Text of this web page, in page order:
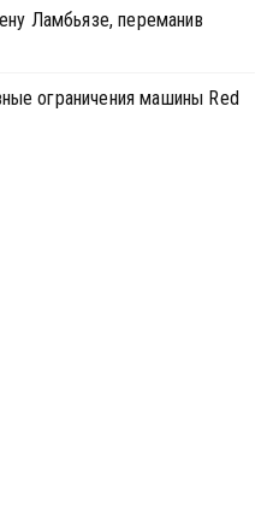
Ламбьязе, переманив
ограничения машины Red